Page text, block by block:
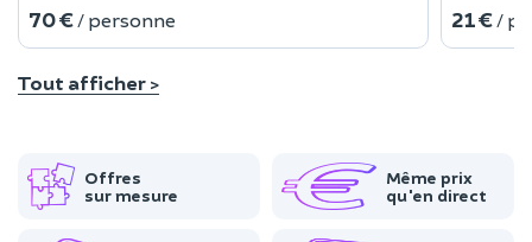
70 € / personne 21 € /
Tout afficher >
Offres
sur mesure
Même prix
qu'en direct